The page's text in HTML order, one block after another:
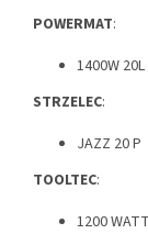
POWERMAT:
1400W 20L
STRZELEC:
JAZZ 20 P
TOOLTEC:
1200 WATT